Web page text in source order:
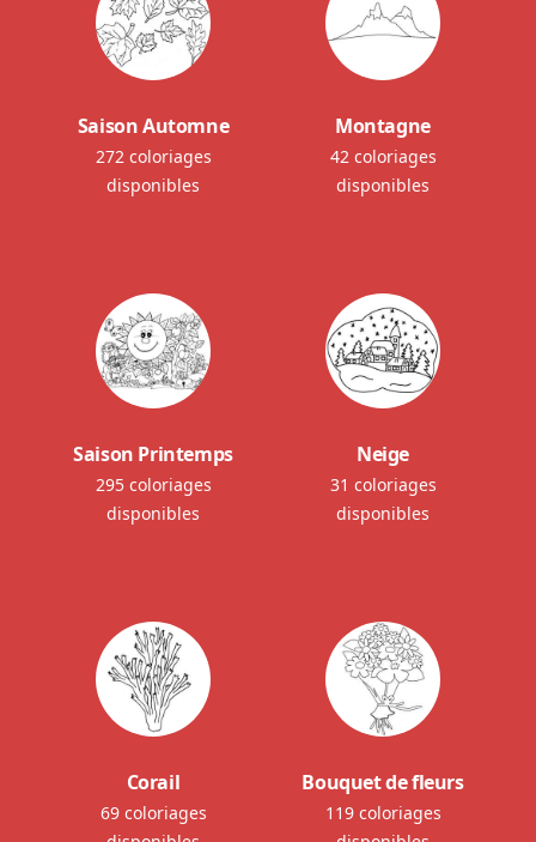
Saison Automne
272 coloriages
disponibles
Montagne
42 coloriages
disponibles
Saison Printemps
295 coloriages
disponibles
Neige
31 coloriages
disponibles
Corail
69 coloriages
Bouquet de fleurs
119 coloriages